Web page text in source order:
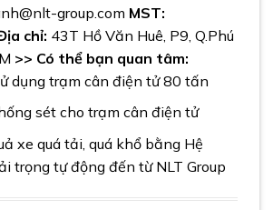
group.com MST:
chỉ: 43T Hồ Văn Huê, P9, Q.Phú
>> Có thể bạn quan tâm:
dụng trạm cân điện tử 80 tấn
sét cho trạm cân điện tử
xe quá tải, quá khổ bằng Hệ
trọng tự động đến từ NLT Group